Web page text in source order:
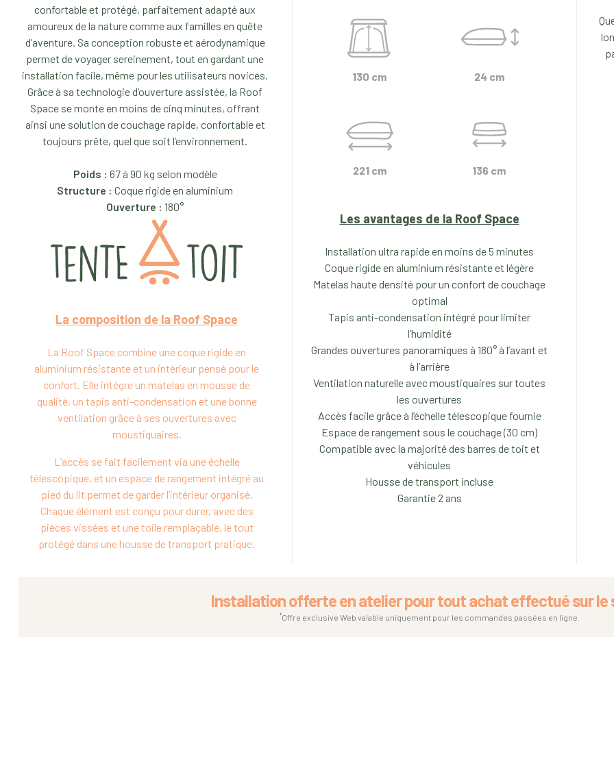
confortable et protégé, parfaitement adapté aux
amoureux de la nature comme aux familles en quête
d’aventure. Sa conception robuste et aérodynamique
permet de voyager sereinement, tout en gardant une
installation facile, même pour les utilisateurs novices.
Grâce à sa technologie d’ouverture assistée, la Roof
Space se monte en moins de cinq minutes, offrant
ainsi une solution de couchage rapide, confortable et
toujours prête, quel que soit l’environnement.
Poids : 67 à 90 kg selon modèle
Structure : Coque rigide en aluminium
Ouverture : 180°
La composition de la Roof Space
La Roof Space combine une coque rigide en
aluminium résistante et un intérieur pensé pour le
confort. Elle intègre un matelas en mousse de
qualité, un tapis anti-condensation et une bonne
ventilation grâce à ses ouvertures avec
moustiquaires.
L’accès se fait facilement via une échelle
télescopique, et un espace de rangement intégré au
pied du lit permet de garder l’intérieur organisé.
Chaque élément est conçu pour durer, avec des
pièces vissées et une toile remplaçable, le tout
protégé dans une housse de transport pratique.
130 cm
221 cm
24 cm
136 cm
Les avantages de la Roof Space
Installation ultra rapide en moins de 5 minutes
Coque rigide en aluminium résistante et légère
Matelas haute densité pour un confort de couchage
optimal
Tapis anti-condensation intégré pour limiter
l’humidité
Grandes ouvertures panoramiques à 180° à l’avant et
à l’arrière
Ventilation naturelle avec moustiquaires sur toutes
les ouvertures
Accès facile grâce à l’échelle télescopique fournie
Espace de rangement sous le couchage (30 cm)
Compatible avec la majorité des barres de toit et
véhicules
Housse de transport incluse
Garantie 2 ans
Installation offerte en atelier pour tout achat effectué sur le
*Offre exclusive Web valable uniquement pour les commandes passées en ligne.